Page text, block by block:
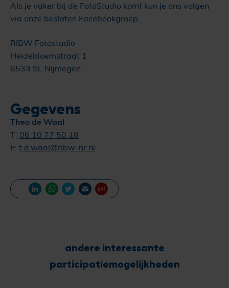
Als je vaker bij de FotoStudio komt kun je ons volgen
via onze besloten Facebookgroep.
RIBW Fotostudio
Heidebloemstraat 1
6533 SL Nijmegen
Gegevens
Theo de Waal
T: 06 10 77 50 18
E: t.d.waal@ribw-nr.nl
andere interessante
participatiemogelijkheden